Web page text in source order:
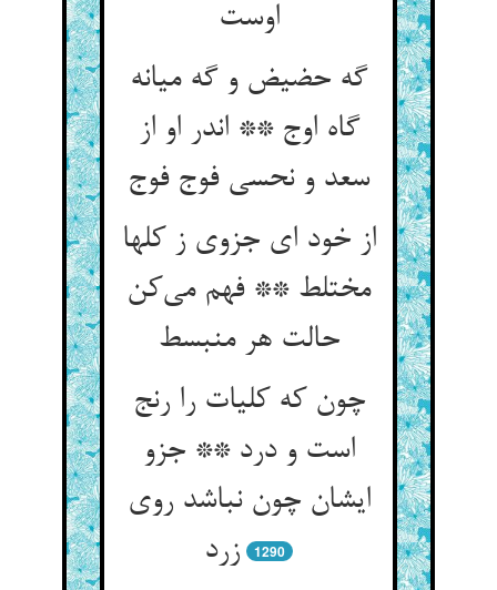
اوست‌‌
گه حضیض و گه میانه
گاه اوج ** اندر او از
از خود ای جزوی ز کلها
مختلط ** فهم می‌‌کن
حالت هر منبسط
چون که کلیات را رنج
است و درد ** جزو
ایشان چون نباشد روی
زرد
1290